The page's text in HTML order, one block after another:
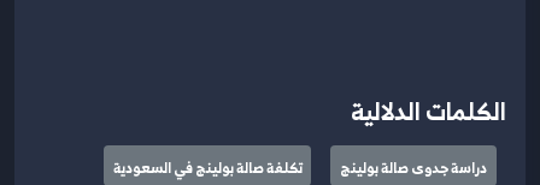
الكلمات الدلالية
دراسة جدوى صالة بولينج
تكلفة صالة بولينج في السعودية